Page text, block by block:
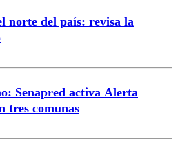
norte del país: revisa la
Senapred activa Alerta
tres comunas